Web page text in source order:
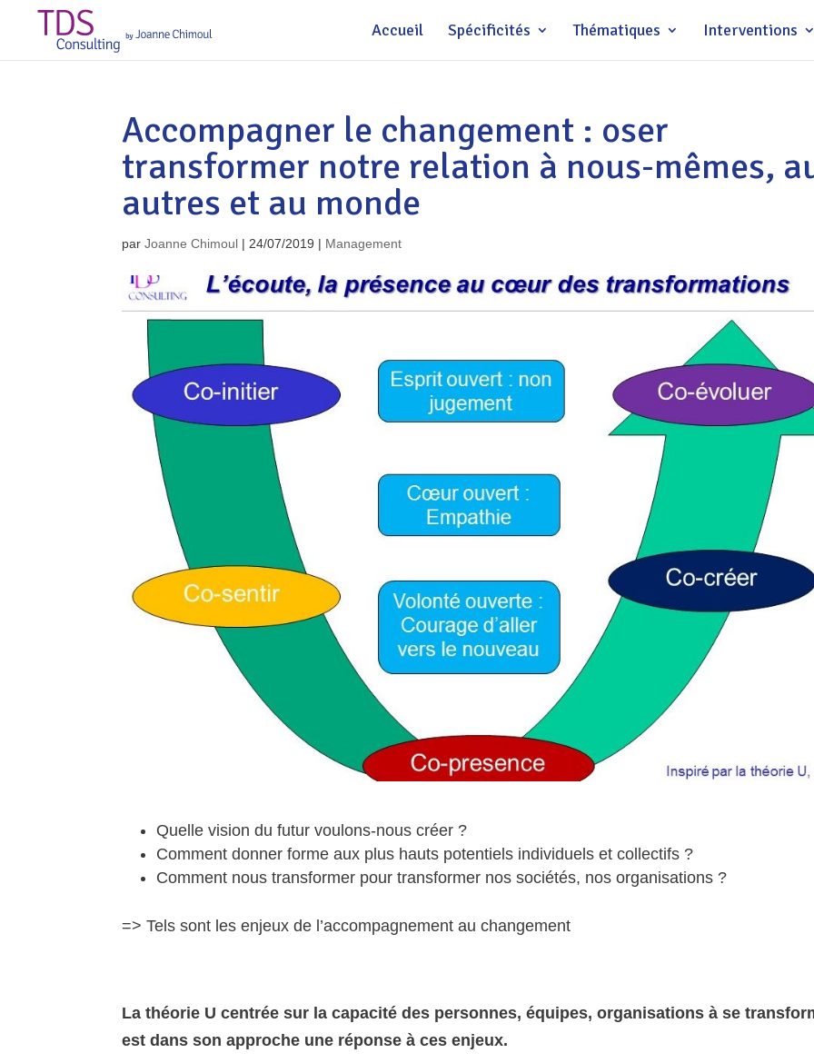
Accueil Spécificités Thématiques Interventions
Accompagner le changement : oser
transformer notre relation à nous-mêmes,
autres et au monde
parJoanne Chimoul | 24/07/2019 | Management
Quelle vision du futur voulons-nous créer ?
Comment donner forme aux plus hauts potentiels individuels et collectifs ?
Comment nous transformer pour transformer nos sociétés, nos organisations ?
=> Tels sont les enjeux de l’accompagnement au changement
La théorie U centrée sur la capacité des personnes, équipes, organisations à se
est dans son approche une réponse à ces enjeux.